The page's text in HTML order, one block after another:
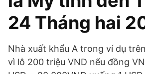
24 Tháng hai
Nhà xuất khẩu A trong ví dụ
vì lỗ 200 triệu VND nếu đồng